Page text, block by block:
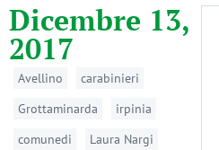
Dicembre 13,
2017
Avellino
carabinieri
Grottaminarda
irpinia
comunedi
Laura Nargi